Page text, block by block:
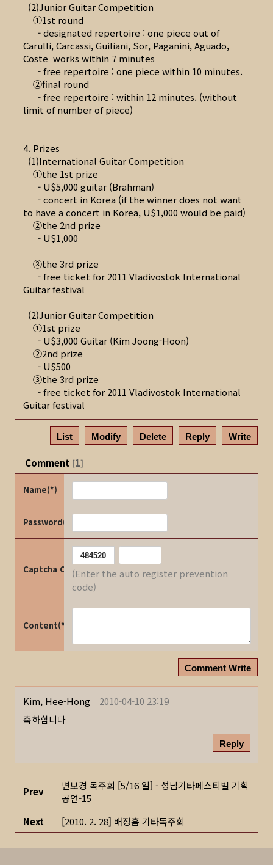
(2)Junior Guitar Competition
①1st round
- designated repertoire : one piece out of
Carulli, Carcassi, Guiliani, Sor, Paganini, Aguado,
Coste works within 7 minutes
- free repertoire : one piece within 10 minutes.
②final round
- free repertoire : within 12 minutes. (without
limit of number of piece)
4. Prizes
(1)International Guitar Competition
①the 1st prize
- U$5,000 guitar (Brahman)
- concert in Korea (if the winner does not want
to have a concert in Korea, U$1,000 would be paid)
②the 2nd prize
- U$1,000
③the 3rd prize
- free ticket for 2011 Vladivostok International
Guitar festival
(2)Junior Guitar Competition
①1st prize
- U$3,000 Guitar (Kim Joong-Hoon)
②2nd prize
- U$500
③the 3rd prize
- free ticket for 2011 Vladivostok International
Guitar festival
List Modify Delete Reply Write
Comment [1]
Name(*)
Password(*)
Captcha Code(Enter the auto register prevention
code)
Content(*)
Comment Write
Kim, Hee-Hong
2010-04-10 23:19
축하합니다
Reply
Prev
변보경 독주회 [5/16 일] - 성남기타페스티벌 기획
공연-15
Next
[2010. 2. 28] 배장흠 기타독주회